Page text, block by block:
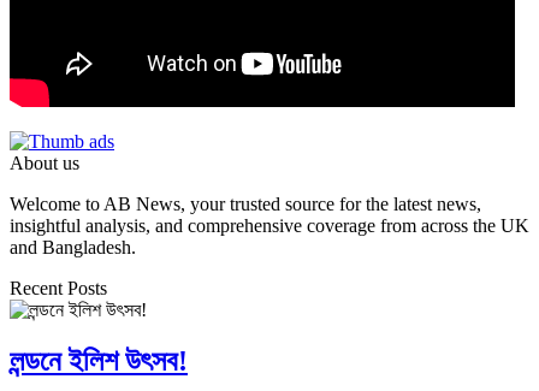
About us
Welcome to AB News, your trusted source for the latest news,
insightful analysis, and comprehensive coverage from across the UK
and Bangladesh.
Recent Posts
লন্ডনে ইলিশ উৎসব!